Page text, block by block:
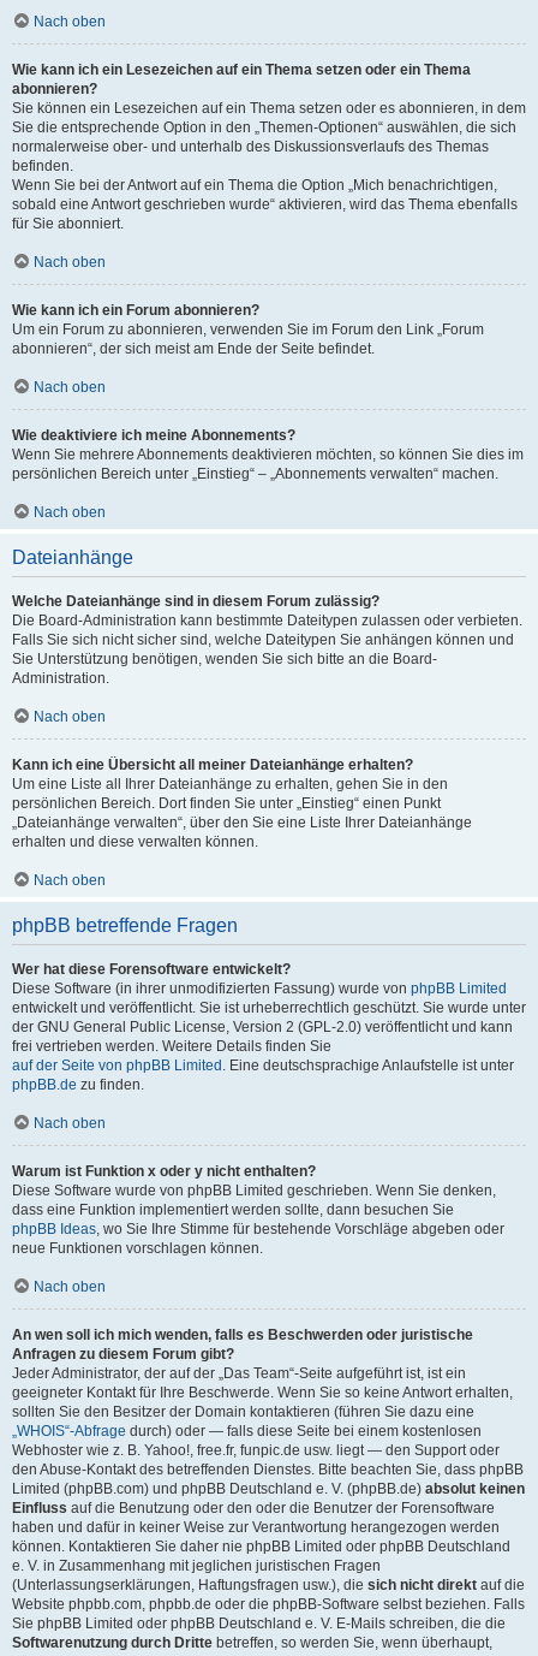
Nach oben
Wie kann ich ein Lesezeichen auf ein Thema setzen oder ein Thema
abonnieren?
Sie können ein Lesezeichen auf ein Thema setzen oder es abonnieren, in dem
Sie die entsprechende Option in den „Themen-Optionen“ auswählen, die sich
normalerweise ober- und unterhalb des Diskussionsverlaufs des Themas
befinden.
Wenn Sie bei der Antwort auf ein Thema die Option „Mich benachrichtigen,
sobald eine Antwort geschrieben wurde“ aktivieren, wird das Thema ebenfalls
für Sie abonniert.
Nach oben
Wie kann ich ein Forum abonnieren?
Um ein Forum zu abonnieren, verwenden Sie im Forum den Link „Forum
abonnieren“, der sich meist am Ende der Seite befindet.
Nach oben
Wie deaktiviere ich meine Abonnements?
Wenn Sie mehrere Abonnements deaktivieren möchten, so können Sie dies im
persönlichen Bereich unter „Einstieg“ – „Abonnements verwalten“ machen.
Nach oben
Dateianhänge
Welche Dateianhänge sind in diesem Forum zulässig?
Die Board-Administration kann bestimmte Dateitypen zulassen oder verbieten.
Falls Sie sich nicht sicher sind, welche Dateitypen Sie anhängen können und
Sie Unterstützung benötigen, wenden Sie sich bitte an die Board-
Administration.
Nach oben
Kann ich eine Übersicht all meiner Dateianhänge erhalten?
Um eine Liste all Ihrer Dateianhänge zu erhalten, gehen Sie in den
persönlichen Bereich. Dort finden Sie unter „Einstieg“ einen Punkt
„Dateianhänge verwalten“, über den Sie eine Liste Ihrer Dateianhänge
erhalten und diese verwalten können.
Nach oben
phpBB betreffende Fragen
Wer hat diese Forensoftware entwickelt?
Diese Software (in ihrer unmodifizierten Fassung) wurde von phpBB Limited
entwickelt und veröffentlicht. Sie ist urheberrechtlich geschützt. Sie wurde unter
der GNU General Public License, Version 2 (GPL-2.0) veröffentlicht und kann
frei vertrieben werden. Weitere Details finden Sie
auf der Seite von phpBB Limited . Eine deutschsprachige Anlaufstelle ist unter
phpBB.de zu finden.
Nach oben
Warum ist Funktion x oder y nicht enthalten?
Diese Software wurde von phpBB Limited geschrieben. Wenn Sie denken,
dass eine Funktion implementiert werden sollte, dann besuchen Sie
phpBB Ideas, wo Sie Ihre Stimme für bestehende Vorschläge abgeben oder
neue Funktionen vorschlagen können.
Nach oben
An wen soll ich mich wenden, falls es Beschwerden oder juristische
Anfragen zu diesem Forum gibt?
Jeder Administrator, der auf der „Das Team“-Seite aufgeführt ist, ist ein
geeigneter Kontakt für Ihre Beschwerde. Wenn Sie so keine Antwort erhalten,
sollten Sie den Besitzer der Domain kontaktieren (führen Sie dazu eine
„WHOIS“-Abfrage durch) oder — falls diese Seite bei einem kostenlosen
Webhoster wie z. B. Yahoo!, free.fr, funpic.de usw. liegt — den Support oder
den Abuse-Kontakt des betreffenden Dienstes. Bitte beachten Sie, dass phpBB
Limited (phpBB.com) und phpBB Deutschland e. V. (phpBB.de) absolut keinen
Einfluss auf die Benutzung oder den oder die Benutzer der Forensoftware
haben und dafür in keiner Weise zur Verantwortung herangezogen werden
können. Kontaktieren Sie daher nie phpBB Limited oder phpBB Deutschland
e. V. in Zusammenhang mit jeglichen juristischen Fragen
(Unterlassungserklärungen, Haftungsfragen usw.), die sich nicht direkt auf die
Website phpbb.com, phpbb.de oder die phpBB-Software selbst beziehen. Falls
Sie phpBB Limited oder phpBB Deutschland e. V. E-Mails schreiben, die die
Softwarenutzung durch Dritte betreffen, so werden Sie, wenn überhaupt,